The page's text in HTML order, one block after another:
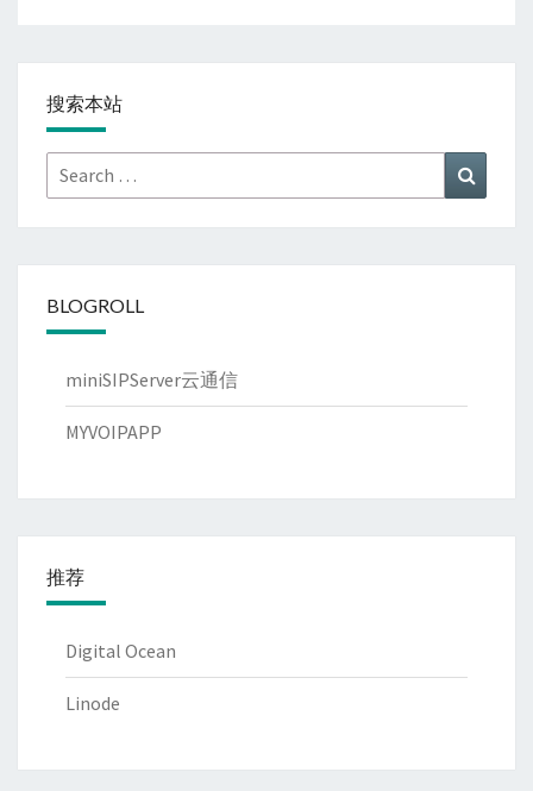
搜索本站
Search
for:
BLOGROLL
miniSIPServer云通信
MYVOIPAPP
推荐
Digital Ocean
Linode